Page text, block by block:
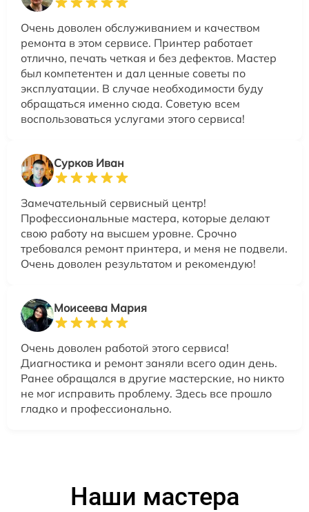
Очень доволен обслуживанием и качеством
ремонта в этом сервисе. Принтер работает
отлично, печать четкая и без дефектов. Мастер
был компетентен и дал ценные советы по
эксплуатации. В случае необходимости буду
обращаться именно сюда. Советую всем
воспользоваться услугами этого сервиса!
Сурков Иван
Замечательный сервисный центр!
Профессиональные мастера, которые делают
свою работу на высшем уровне. Срочно
требовался ремонт принтера, и меня не подвели.
Очень доволен результатом и рекомендую!
Моисеева Мария
Очень доволен работой этого сервиса!
Диагностика и ремонт заняли всего один день.
Ранее обращался в другие мастерские, но никто
не мог исправить проблему. Здесь все прошло
гладко и профессионально.
Наши мастера